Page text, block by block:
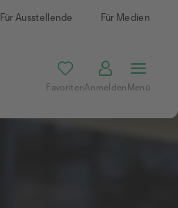
Für Ausstellende Für Medien
FavoritenAnmeldenMenü